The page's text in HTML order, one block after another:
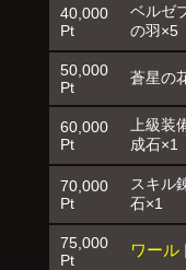
40,000
Pt
ベルゼ
の羽×5
50,000
Pt
蒼星の
60,000
Pt
上級装
成石×1
70,000
Pt
スキル
石×1
75,000
Pt
ワール